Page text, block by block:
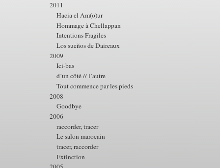
2011
Hacia el Am(o)ur
Hommage à Chellappan
Intentions Fragiles
Los sueños de Daireaux
2009
Ici-bas
d’un côté // l’autre
Tout commence par les pieds
2008
Goodbye
2006
raccorder, tracer
Le salon marocain
tracer, raccorder
Extinction